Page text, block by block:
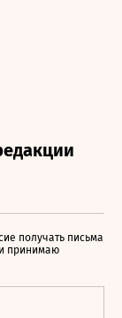
получать письма
принимаю